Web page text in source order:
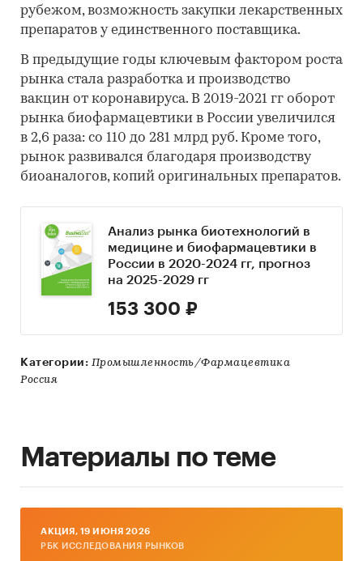
рубежом, возможность закупки лекарственных
препаратов у единственного поставщика.
В предыдущие годы ключевым фактором роста
рынка стала разработка и производство
вакцин от коронавируса. В 2019-2021 гг оборот
рынка биофармацевтики в России увеличился
в 2,6 раза: со 110 до 281 млрд руб. Кроме того,
рынок развивался благодаря производству
биоаналогов, копий оригинальных препаратов.
Анализ рынка биотехнологий в
медицине и биофармацевтики в
России в 2020-2024 гг, прогноз
на 2025-2029 гг
153 300 ₽
Категории: Промышленность/Фармацевтика
Россия
Материалы по теме
AКЦИЯ, 19 ИЮНЯ 2026
РБК ИССЛЕДОВАНИЯ РЫНКОВ